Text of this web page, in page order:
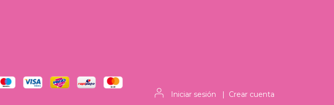
Iniciar sesión | Crear cuenta